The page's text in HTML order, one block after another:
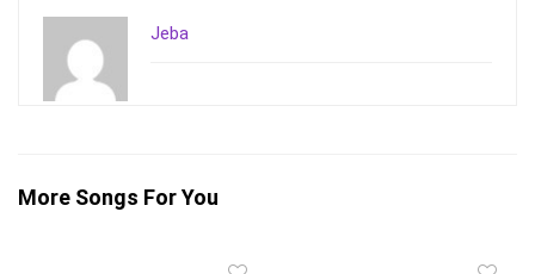
Jeba
More Songs For You